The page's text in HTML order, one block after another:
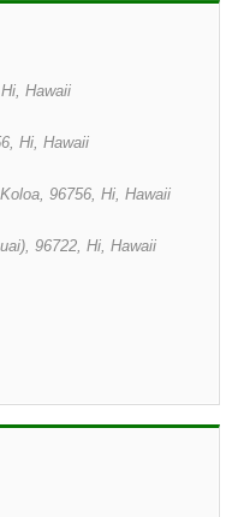
Hawaii
Hi, Hawaii
96756, Hi, Hawaii
96722, Hi, Hawaii